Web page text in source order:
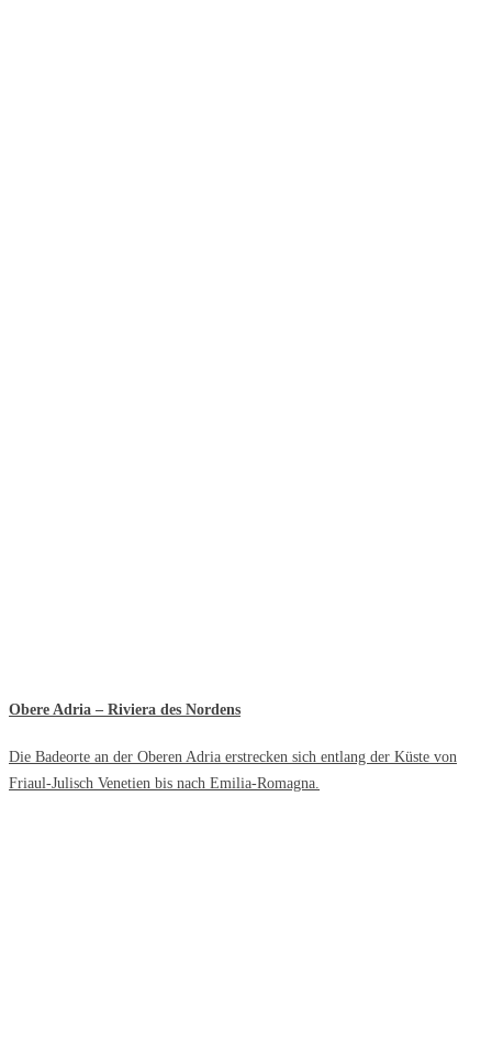
Obere Adria – Riviera des Nordens
Die Badeorte an der Oberen Adria erstrecken sich entlang der Küste von
Friaul-Julisch Venetien bis nach Emilia-Romagna.